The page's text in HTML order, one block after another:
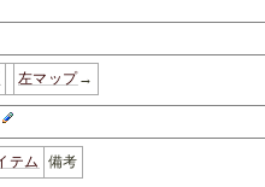
左マップ→
テム 備考